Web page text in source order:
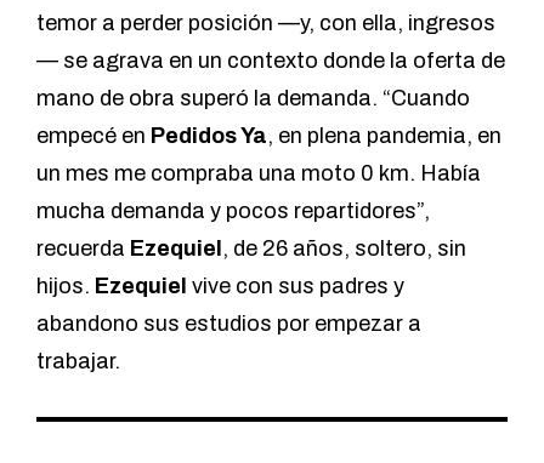
temor a perder posición —y, con ella, ingresos
— se agrava en un contexto donde la oferta de
mano de obra superó la demanda. “Cuando
empecé en Pedidos Ya, en plena pandemia, en
un mes me compraba una moto 0 km. Había
mucha demanda y pocos repartidores”,
recuerda Ezequiel , de 26 años, soltero, sin
hijos. Ezequiel vive con sus padres y
abandono sus estudios por empezar a
trabajar.